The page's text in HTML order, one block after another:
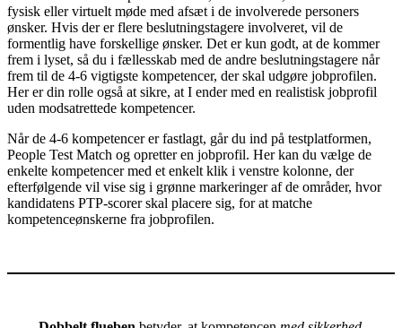
fysisk eller virtuelt møde med afsæt i de involverede personers
ønsker. Hvis der er flere beslutningstagere involveret, vil de
formentlig have forskellige ønsker. Det er kun godt, at de kommer
frem i lyset, så du i fællesskab med de andre beslutningstagere når
frem til de 4-6 vigtigste kompetencer, der skal udgøre jobprofilen.
Her er din rolle også at sikre, at I ender med en realistisk jobprofil
uden modsatrettede kompetencer.
Når de 4-6 kompetencer er fastlagt, går du ind på testplatformen,
People Test Match og opretter en jobprofil. Her kan du vælge de
enkelte kompetencer med et enkelt klik i venstre kolonne, der
efterfølgende vil vise sig i grønne markeringer af de områder, hvor
kandidatens PTP-scorer skal placere sig, for at matche
kompetenceønskerne fra jobprofilen.